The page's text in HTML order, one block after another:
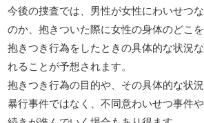
今後の捜査では、男性が女性にわいせつ
のか、抱きついた際に女性の身体のどこ
抱きつき行為をしたときの具体的な状況
れることが予想されます。
抱きつき行為の目的や、その具体的な状況
暴行事件ではなく、不同意わいせつ事件